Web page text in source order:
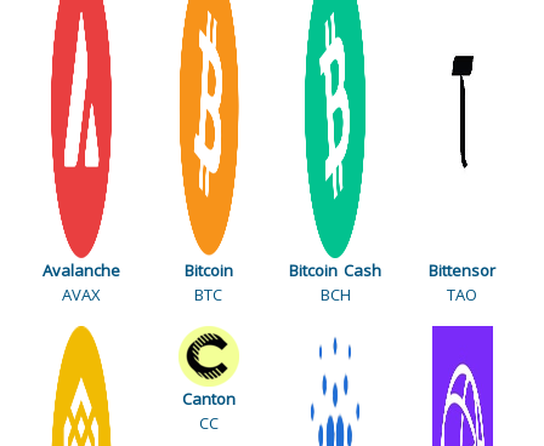
Avalanche
AVAX
Bitcoin
BTC
Bitcoin Cash
BCH
Bittensor
TAO
Canton
CC